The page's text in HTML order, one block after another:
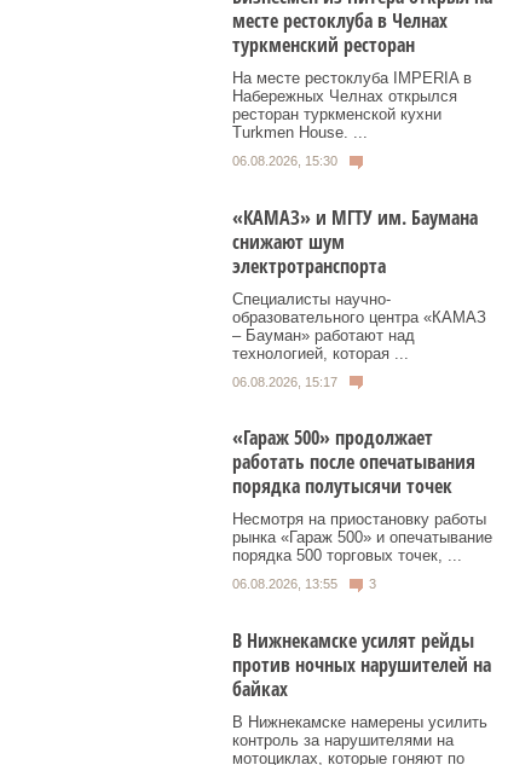
месте рестоклуба в Челнах
туркменский ресторан
На месте рестоклуба IMPERIA в
Набережных Челнах открылся
ресторан туркменской кухни
Turkmen House. ...
06.08.2026, 15:30
«КАМАЗ» и МГТУ им. Баумана
снижают шум
электротранспорта
Специалисты научно-
образовательного центра «КАМАЗ
– Бауман» работают над
технологией, которая ...
06.08.2026, 15:17
«Гараж 500» продолжает
работать после опечатывания
порядка полутысячи точек
Несмотря на приостановку работы
рынка «Гараж 500» и опечатывание
порядка 500 торговых точек, ...
06.08.2026, 13:55 3
В Нижнекамске усилят рейды
против ночных нарушителей на
байках
В Нижнекамске намерены усилить
контроль за нарушителями на
мотоциклах, которые гоняют по